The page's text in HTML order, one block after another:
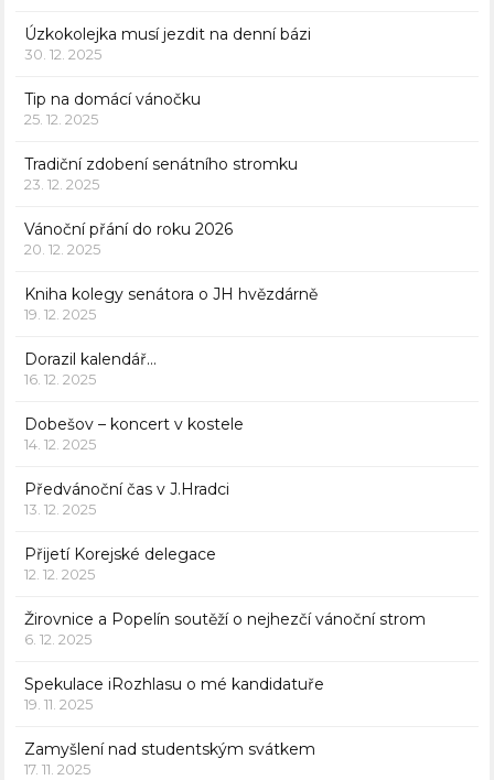
Úzkokolejka musí jezdit na denní bázi
30. 12. 2025
Tip na domácí vánočku
25. 12. 2025
Tradiční zdobení senátního stromku
23. 12. 2025
Vánoční přání do roku 2026
20. 12. 2025
Kniha kolegy senátora o JH hvězdárně
19. 12. 2025
Dorazil kalendář…
16. 12. 2025
Dobešov – koncert v kostele
14. 12. 2025
Předvánoční čas v J.Hradci
13. 12. 2025
Přijetí Korejské delegace
12. 12. 2025
Žirovnice a Popelín soutěží o nejhezčí vánoční strom
6. 12. 2025
Spekulace iRozhlasu o mé kandidatuře
19. 11. 2025
Zamyšlení nad studentským svátkem
17. 11. 2025